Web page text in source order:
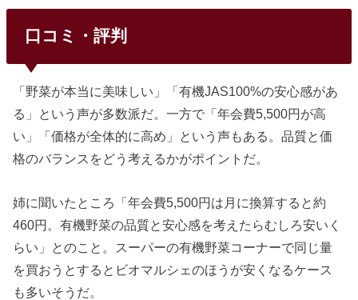
口コミ・評判
「野菜が本当に美味しい」「有機JAS100%の安心感があ
る」という声が多数派だ。一方で「年会費5,500円が高
い」「価格が全体的に高め」という声もある。品質と価
格のバランスをどう考えるかがポイントだ。
姉に聞いたところ「年会費5,500円は月に換算すると約
460円。有機野菜の品質と安心感を考えたらむしろ安いく
らい」とのこと。スーパーの有機野菜コーナーで同じ量
を買おうとするとビオマルシェのほうが安くなるケース
も多いそうだ。